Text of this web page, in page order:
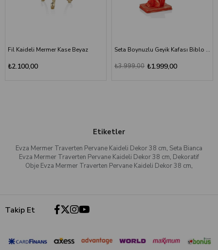
Fil Kaideli Mermer Kase Beyaz
₺2.100,00
Seta Boynuzlu Geyik Kafası Biblo Kırmızı
₺1.999,00
₺3.999,00
Etiketler
Evza Mermer Traverten Pervane Kaideli Dekor 38 cm, Seta Bianca
Evza Mermer Traverten Pervane Kaideli Dekor 38 cm, Dekoratif
Obje Evza Mermer Traverten Pervane Kaideli Dekor 38 cm,
Takip Et